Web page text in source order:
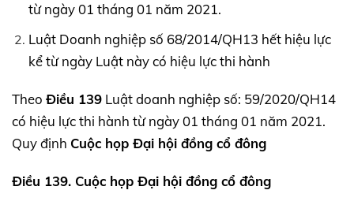
từ ngày 01 tháng 01 năm 2021.
Luật Doanh nghiệp số 68/2014/QH13 hết hiệu lực
kể từ ngày Luật này có hiệu lực thi hành
Theo Điều 139 Luật doanh nghiệp số: 59/2020/QH14
có hiệu lực thi hành từ ngày 01 tháng 01 năm 2021.
Quy định Cuộc họp Đại hội đồng cổ đông
Điều 139. Cuộc họp Đại hội đồng cổ đông